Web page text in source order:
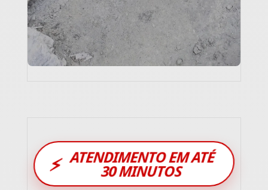
⚡ ATENDIMENTO EM ATÉ
30 MINUTOS